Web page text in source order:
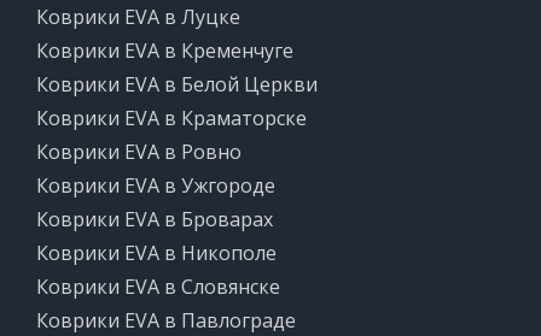
Коврики EVA в Луцке
Коврики EVA в Кременчуге
Коврики EVA в Белой Церкви
Коврики EVA в Краматорске
Коврики EVA в Ровно
Коврики EVA в Ужгороде
Коврики EVA в Броварах
Коврики EVA в Никополе
Коврики EVA в Словянске
Коврики EVA в Павлограде